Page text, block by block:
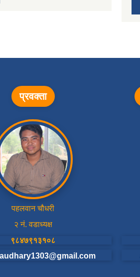
प्रवक्ता
पहलवान चौधरी
२ नं. वडाध्यक्ष
९८४७९१३१०८